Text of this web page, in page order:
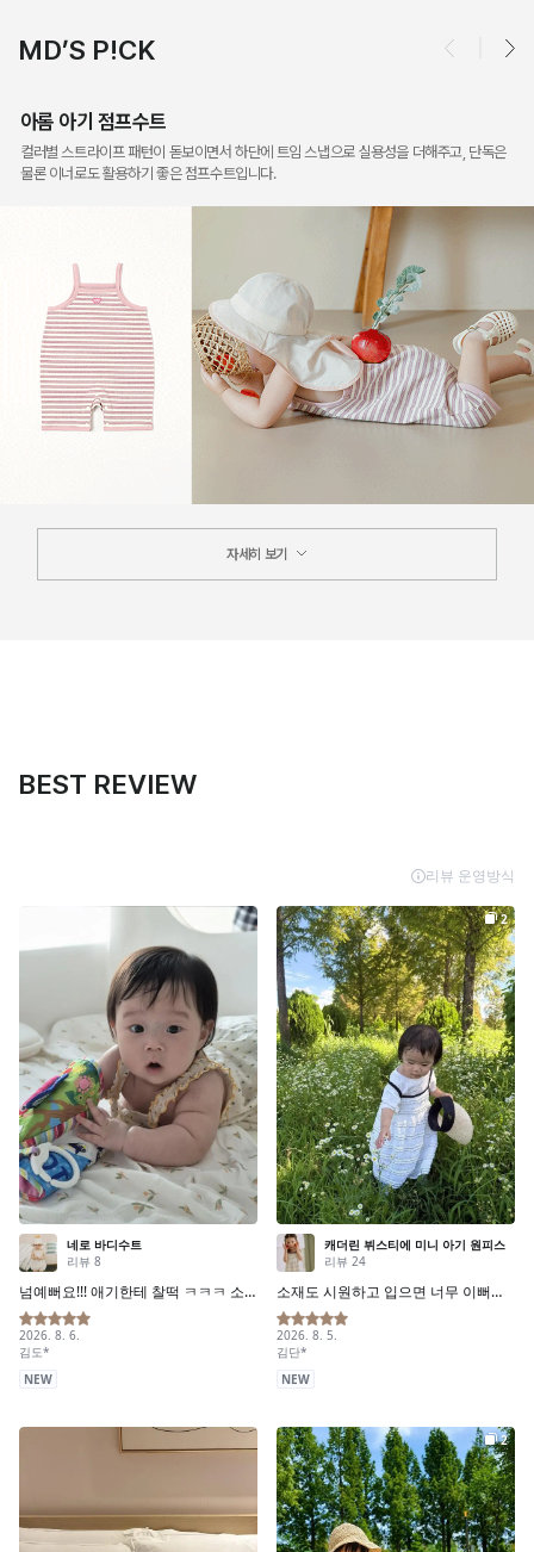
MD’S P!CK
아롬 아기 점프수트
컬러별 스트라이프 패턴이 돋보이면서 하단에 트임 스냅으로 실용성을 더해주고, 단독은
물론 이너로도 활용하기 좋은 점프수트입니다.
자세히 보기
BEST REVIEW